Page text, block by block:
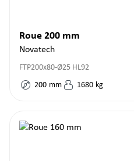
Roue 200 mm
Novatech
FTP200x80-Ø25 HL92
200 mm 1680 kg